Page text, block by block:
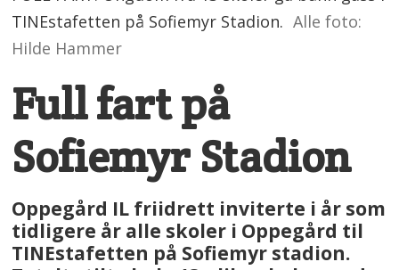
TINEstafetten på Sofiemyr Stadion. Alle foto:
Hilde Hammer
Full fart på
Sofiemyr Stadion
Oppegård IL friidrett inviterte i år som
tidligere år alle skoler i Oppegård til
TINEstafetten på Sofiemyr stadion.